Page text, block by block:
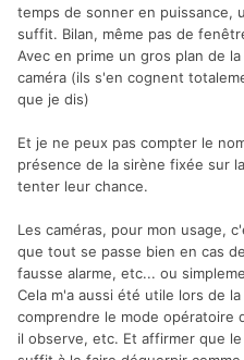
temps de sonner en puissance,
suffit. Bilan, même pas de
Avec en prime un gros plan de
caméra (ils s'en cognent
que je dis)
Et je ne peux pas compter le
présence de la sirène fixée sur
tenter leur chance.
Les caméras, pour mon usage,
que tout se passe bien en cas
fausse alarme, etc... ou
Cela m'a aussi été utile lors de
comprendre le mode opératoire
il observe, etc. Et affirmer que